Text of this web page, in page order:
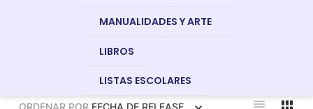
Manualidades y Arte
Libros
MANUALIDADES Y ARTE
LIBROS
LISTAS ESCOLARES
ORDENAR POR FECHA DE RELEASE